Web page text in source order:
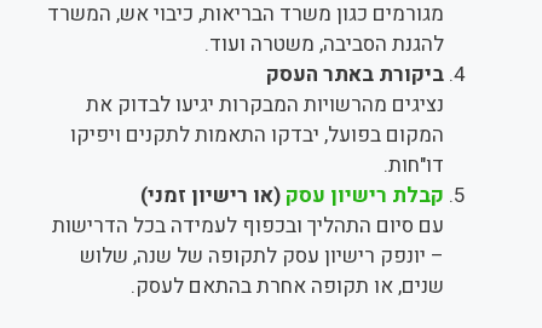
מגורמים כגון משרד הבריאות, כיבוי אש, המשרד
להגנת הסביבה, משטרה ועוד.
ביקורת באתר העסק
נציגים מהרשויות המבקרות יגיעו לבדוק את
המקום בפועל, יבדקו התאמות לתקנים ויפיקו
דו"חות.
קבלת רישיון עסק (או רישיון זמני)
עם סיום התהליך ובכפוף לעמידה בכל הדרישות
– יונפק רישיון עסק לתקופה של שנה, שלוש
שנים, או תקופה אחרת בהתאם לעסק.